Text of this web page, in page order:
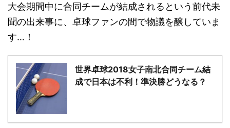
大会期間中に合同チームが結成されるという前代未
聞の出来事に、卓球ファンの間で物議を醸していま
す…！
世界卓球2018女子南北合同チーム結
成で日本は不利！準決勝どうなる？